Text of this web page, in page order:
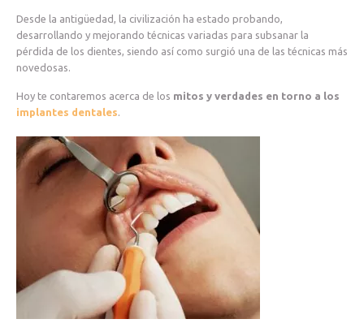
Desde la antigüedad, la civilización ha estado probando,
desarrollando y mejorando técnicas variadas para subsanar la
pérdida de los dientes, siendo así como surgió una de las técnicas más
novedosas.
Hoy te contaremos acerca de los mitos y verdades en torno a los
implantes dentales.